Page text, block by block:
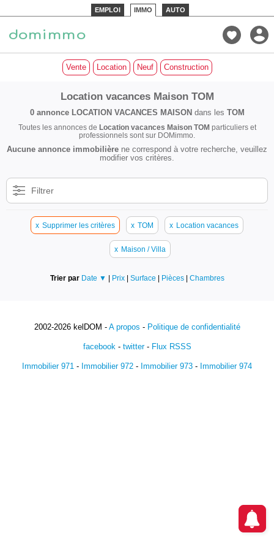
EMPLOI IMMO AUTO
Vente Location Neuf Construction
Location vacances Maison TOM
0 annonce LOCATION VACANCES MAISON dans les TOM
Toutes les annonces de Location vacances Maison TOMparticuliers et
professionnels sont sur DOMimmo.
Aucune annonce immobilière ne correspond à votre recherche, veuillez
modifier vos critères.
Filtrer
x Supprimer les critères x TOM x Location vacances
x Maison / Villa
Trier par Date ▼ | Prix | Surface | Pièces | Chambres
2002-2026 kelDOM - A propos - Politique de confidentialité
facebook- twitter- Flux RSSS
Immobilier 971 - Immobilier 972 - Immobilier 973 - Immobilier 974